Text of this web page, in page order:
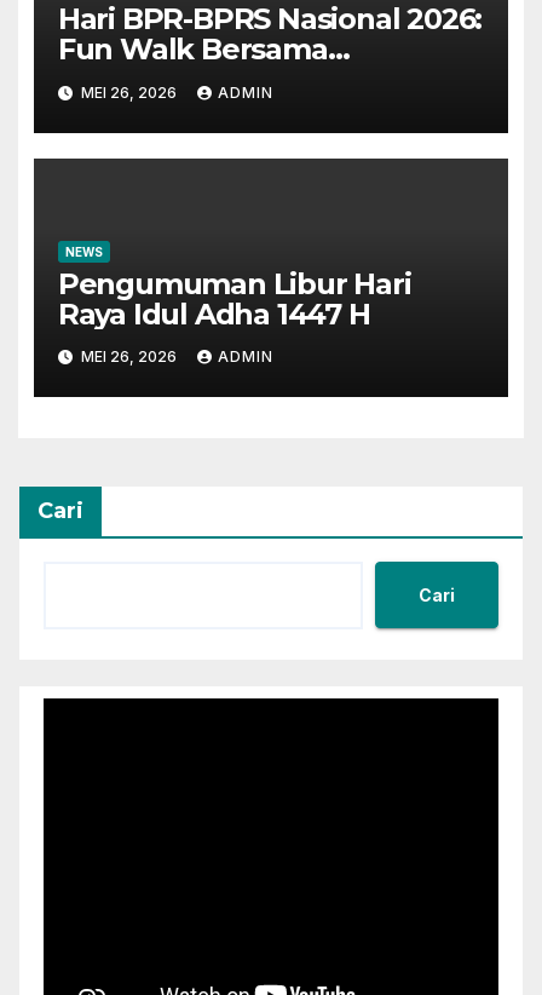
Hari BPR-BPRS Nasional 2026:
Fun Walk Bersama
Masyarakat dan Insan
Perbankan
MEI 26, 2026 ADMIN
NEWS
Pengumuman Libur Hari
Raya Idul Adha 1447 H
MEI 26, 2026 ADMIN
Cari
Cari